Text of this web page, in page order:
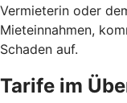
Vermieterin oder
Mieteinnahmen,
Schaden auf.
Tarife im